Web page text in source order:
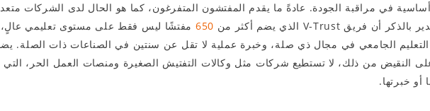
في مراقبة الجودة. عادةً ما يقدم المفتشون المتفرغون، كما هو الحال لدى الشركات
650 مفتشًا ليس فقط على مستوى تعليمي عالٍ،
الجامعي في مجال ذي صلة، وخبرة عملية لا تقل عن سنتين في الصناعات ذات الصلة.
على النقيض من ذلك، لا تستطيع شركات مثل وكالات التفتيش الصغيرة ومنصات العمل الحر،
خبرتها.